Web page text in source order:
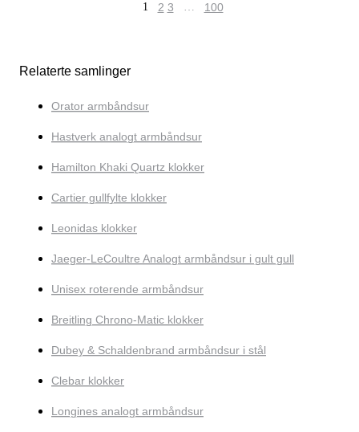
1 2 3 … 100
Relaterte samlinger
Orator armbåndsur
Hastverk analogt armbåndsur
Hamilton Khaki Quartz klokker
Cartier gullfylte klokker
Leonidas klokker
Jaeger-LeCoultre Analogt armbåndsur i gult gull
Unisex roterende armbåndsur
Breitling Chrono-Matic klokker
Dubey & Schaldenbrand armbåndsur i stål
Clebar klokker
Longines analogt armbåndsur